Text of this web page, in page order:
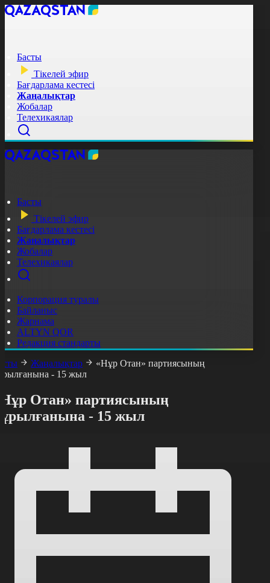
Басты
Тікелей эфир
Бағдарлама кестесі
Жаңалықтар
Жобалар
Телехикаялар
Басты
Тікелей эфир
Бағдарлама кестесі
Жаңалықтар
Жобалар
Телехикаялар
Корпорация туралы
Байланыс
Жарнама
ALTYN QOR
Редакция стандарты
Жаңалықтар
«Нұр Отан» партиясының
- 15 жыл
Отан» партиясының
- 15 жыл